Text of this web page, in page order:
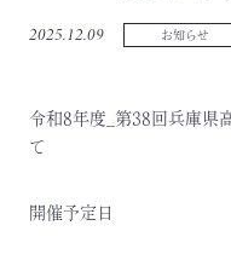
2025.12.09 お知らせ
令和8年度_第38回兵庫県
て
開催予定日